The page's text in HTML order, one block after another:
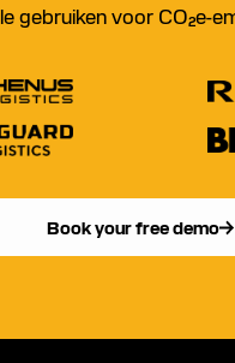
gebruiken voor CO₂e-
Book your free demo